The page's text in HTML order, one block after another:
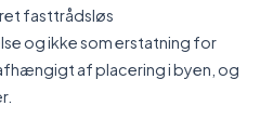
fasttrådsløs
og ikke som erstatning for
af placering i byen, og